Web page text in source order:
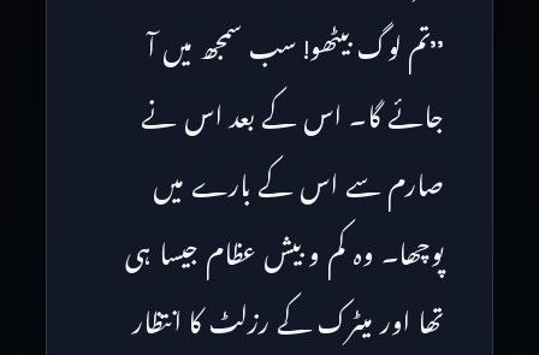
’’تم لوگ بیٹھو! سب سمجھ میں آ
جائے گا۔ اس کے بعد اس نے
صارم سے اس کے بارے میں
پوچھا۔ وہ کم و بیش عظام جیسا ہی
تھا اور میٹرک کے رزلٹ کا انتظار